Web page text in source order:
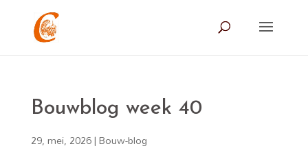
Bouwblog week 40
29, mei, 2026|Bouw-blog